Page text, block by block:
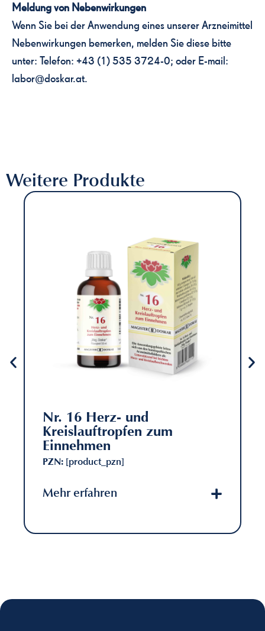
Meldung von Nebenwirkungen
Wenn Sie bei der Anwendung eines unserer Arzneimittel
Nebenwirkungen bemerken, melden Sie diese bitte
unter: Telefon: +43 (1) 535 3724-0; oder E-mail:
labor@doskar.at.
Weitere Produkte
Nr. 16 Herz- und
Kreislauftropfen zum
Einnehmen
PZN: [product_pzn]
Mehr erfahren